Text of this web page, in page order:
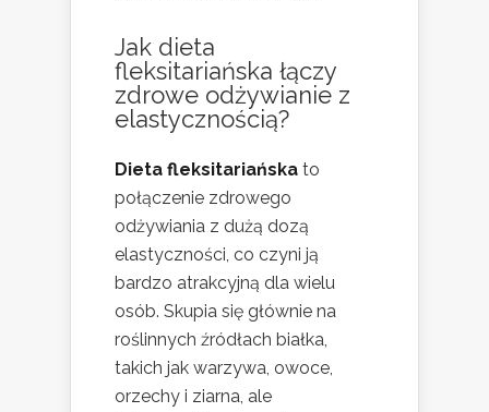
Jak dieta
fleksitariańska łączy
zdrowe odżywianie z
elastycznością?
Dieta fleksitariańska to
połączenie zdrowego
odżywiania z dużą dozą
elastyczności, co czyni ją
bardzo atrakcyjną dla wielu
osób. Skupia się głównie na
roślinnych źródłach białka,
takich jak warzywa, owoce,
orzechy i ziarna, ale